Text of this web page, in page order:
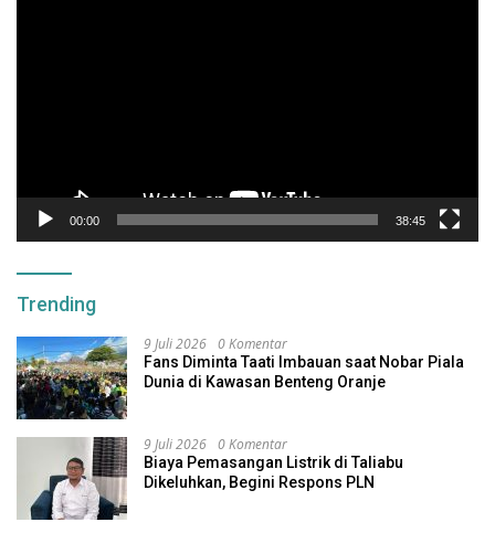
00:00 38:45
Trending
9 Juli 2026 0 Komentar
Fans Diminta Taati Imbauan saat Nobar Piala
Dunia di Kawasan Benteng Oranje
9 Juli 2026 0 Komentar
Biaya Pemasangan Listrik di Taliabu
Dikeluhkan, Begini Respons PLN